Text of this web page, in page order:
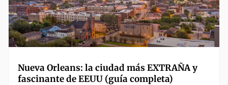
Nueva Orleans: la ciudad más EXTRAÑA y
fascinante de EEUU (guía completa)